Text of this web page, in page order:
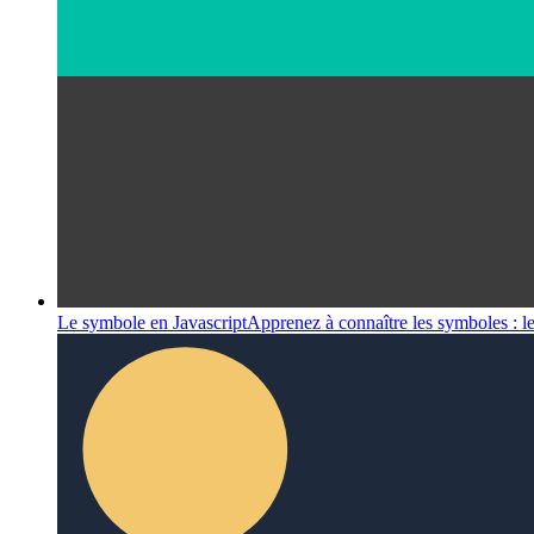
Le symbole en Javascript Apprenez à connaître les symboles :